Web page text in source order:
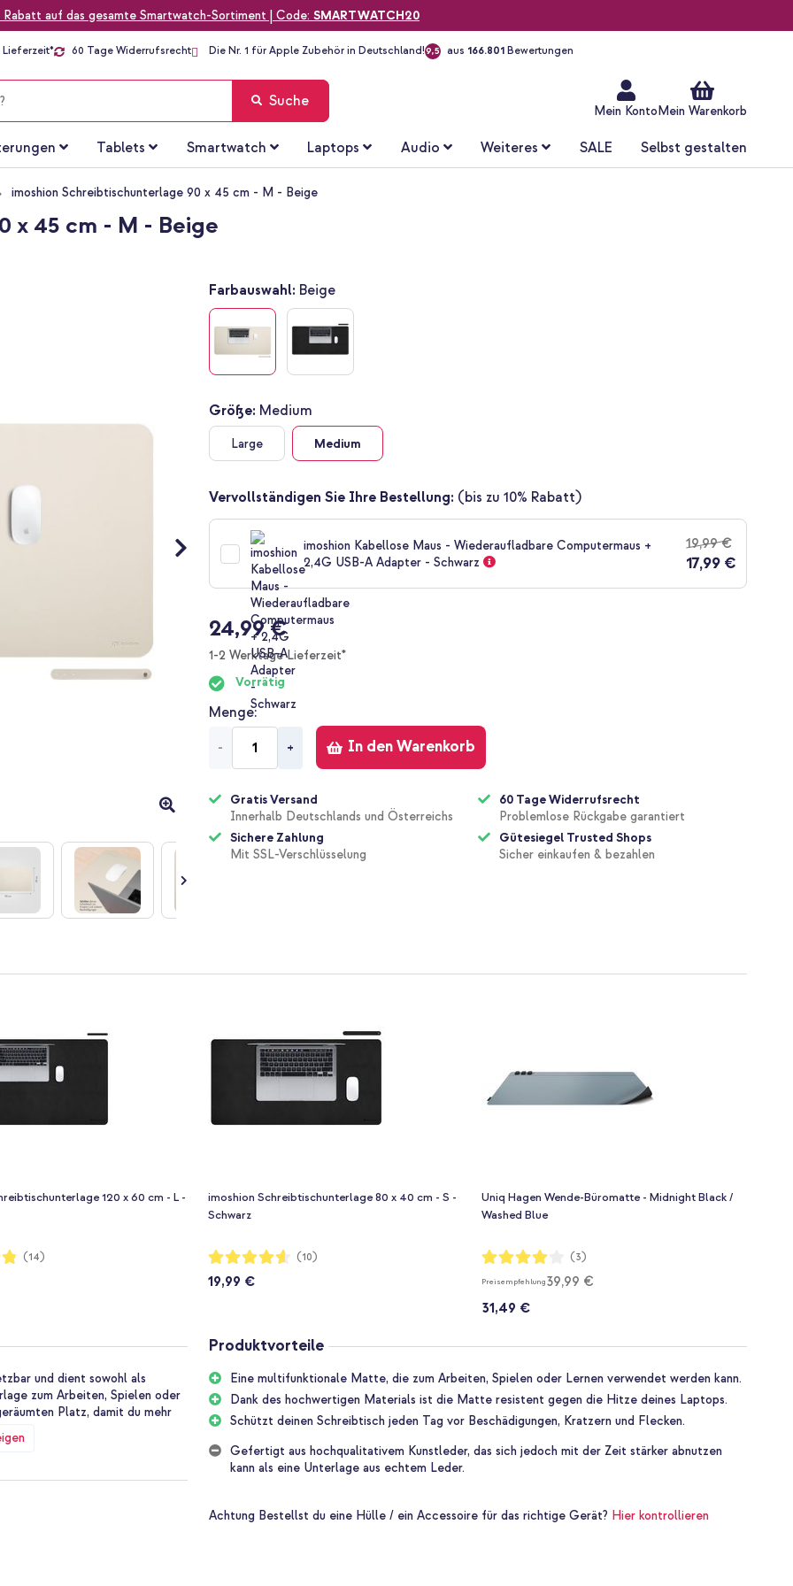
Rabatt auf das gesamte Smartwatch-Sortiment | Code: SMARTWATCH20
Lieferzeit* 60 Tage Widerrufsrecht Die Nr. 1 für Apple Zubehör in Deutschland!9,5 aus 166.801 Bewertungen
Mein Konto Mein Warenkorb
Suche
Tablets Smartwatch Laptops Audio Weiteres SALE Selbst gestalten
imoshion Schreibtischunterlage 90 x 45 cm - M - Beige
x 45 cm - M - Beige
Farbauswahl: Beige
Größe: Medium
Large Medium
Vervollständigen Sie Ihre Bestellung: (bis zu 10% Rabatt)
imoshion Kabellose Maus - Wiederaufladbare Computermaus +
2,4G USB-A Adapter - Schwarz
19,99 €
17,99 €
24,99 €
1-2 Werktage Lieferzeit*
Vorrätig
Menge
- + In den Warenkorb
Gratis Versand
Innerhalb Deutschlands und Österreichs
Sichere Zahlung
Mit SSL-Verschlüsselung
60 Tage Widerrufsrecht
Problemlose Rückgabe garantiert
Gütesiegel Trusted Shops
Sicher einkaufen & bezahlen
120 x 60 cm - L -
(14)
imoshion Schreibtischunterlage 80 x 40 cm - S -
Schwarz
Bewertung:
92%
(10)
19,99 €
Uniq Hagen Wende-Büromatte - Midnight Black /
Washed Blue
Bewertung:
80%
(3)
Preisempfehlung39,99 €
31,49 €
und dient sowohl als
zum Arbeiten, Spielen oder
Platz, damit du mehr
Kunstleder. Dies sorgt für eine
und Flecken. Die rutschfeste
Platz für all deine
Produktvorteile
Eine multifunktionale Matte, die zum Arbeiten, Spielen oder Lernen verwendet werden kann.
Dank des hochwertigen Materials ist die Matte resistent gegen die Hitze deines Laptops.
Schützt deinen Schreibtisch jeden Tag vor Beschädigungen, Kratzern und Flecken.
Gefertigt aus hochqualitativem Kunstleder, das sich jedoch mit der Zeit stärker abnutzen
kann als eine Unterlage aus echtem Leder.
Achtung Bestellst du eine Hülle / ein Accessoire für das richtige Gerät? Hier kontrollieren